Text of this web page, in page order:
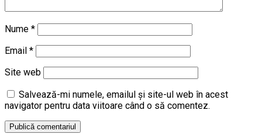
Nume *
Email *
Site web
Salvează-mi numele, emailul și site-ul web în acest
navigator pentru data viitoare când o să comentez.